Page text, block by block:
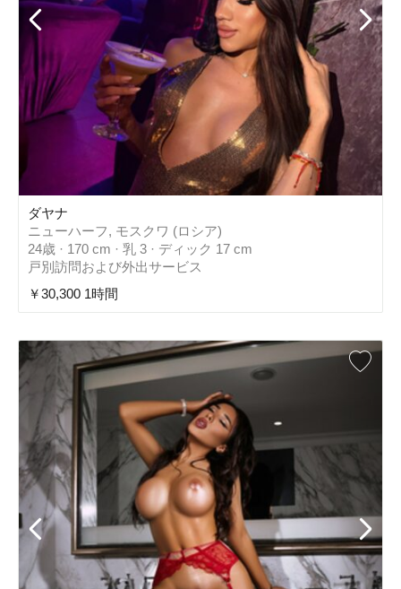
ダヤナ
ニューハーフ, モスクワ (ロシア)
24歳 · 170 cm · 乳 3 · ディック 17 cm
戸別訪問および外出サービス
￥30,300 1時間